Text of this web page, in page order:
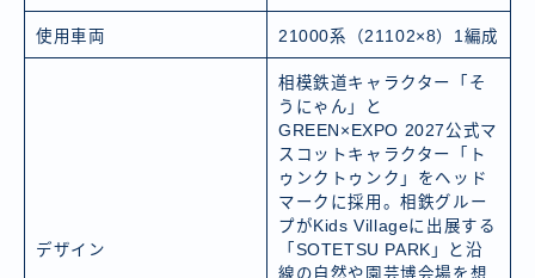
使用車両 21000系（21102×8）1編成
デザイン
相模鉄道キャラクター「そ
うにゃん」と
GREEN×EXPO 2027公式マ
スコットキャラクター「ト
ゥンクトゥンク」をヘッド
マークに採用。相鉄グルー
プがKids Villageに出展する
「SOTETSU PARK」と沿
線の自然や園芸博会場を想